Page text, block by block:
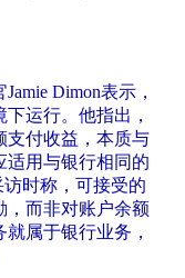
Dimon表示，
运行。他指出，
支付收益，本质与
适用与银行相同的
时称，可接受的
，而非对账户余额
属于银行业务，